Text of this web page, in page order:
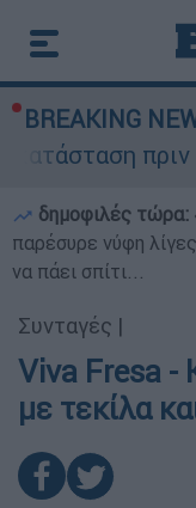
BREAKING
πριν
δημοφιλές τώρα:
παρέσυρε νύφη
να πάει σπίτι...
Συνταγές |
Viva Fresa -
με τεκίλα